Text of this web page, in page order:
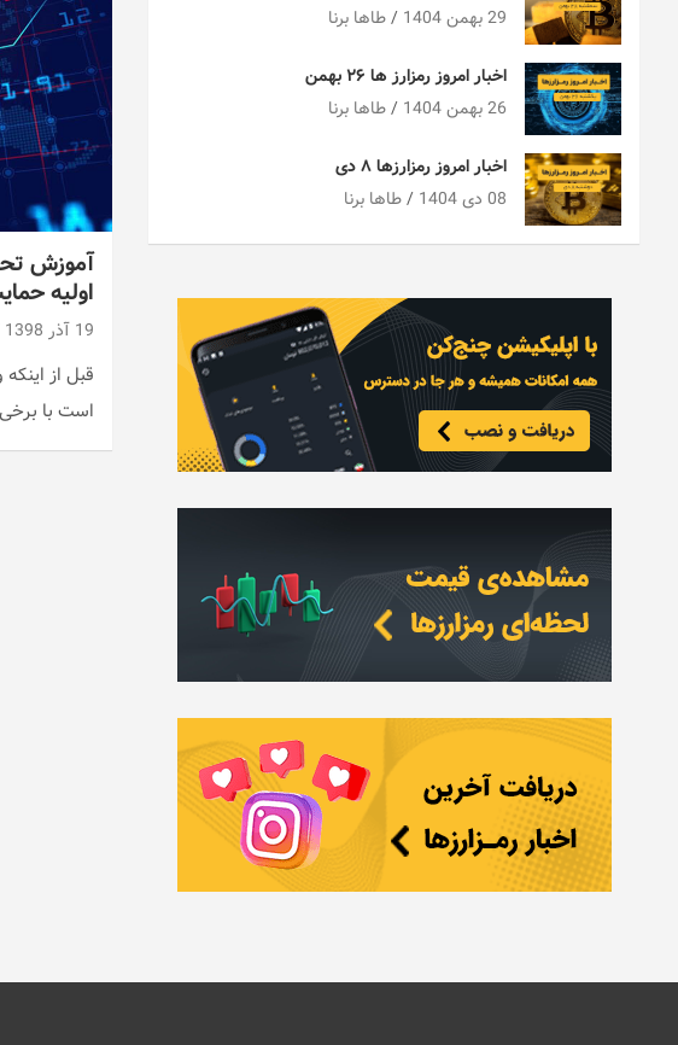
آموزش
اولیه
19 آذر 1398
قبل از
است با
29 بهمن 1404
طاها برنا
اخبار امروز رمزارز ها ۲۶ بهمن
26 بهمن 1404
طاها برنا
اخبار امروز رمزارزها ۸ دی
08 دی 1404
طاها برنا